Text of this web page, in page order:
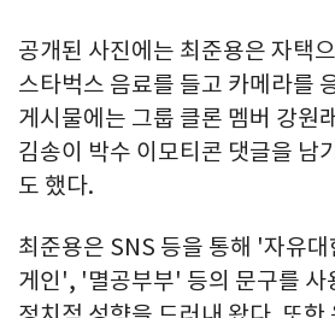
공개된 사진에는 최준용은 자택
스타벅스 음료를 들고 카메라를
게시물에는 그룹 클론 멤버 강원
김송이 박수 이모티콘 댓글을 남
도 했다.
최준용은 SNS 등을 통해 '자유
게인', '멸공부부' 등의 문구를 사